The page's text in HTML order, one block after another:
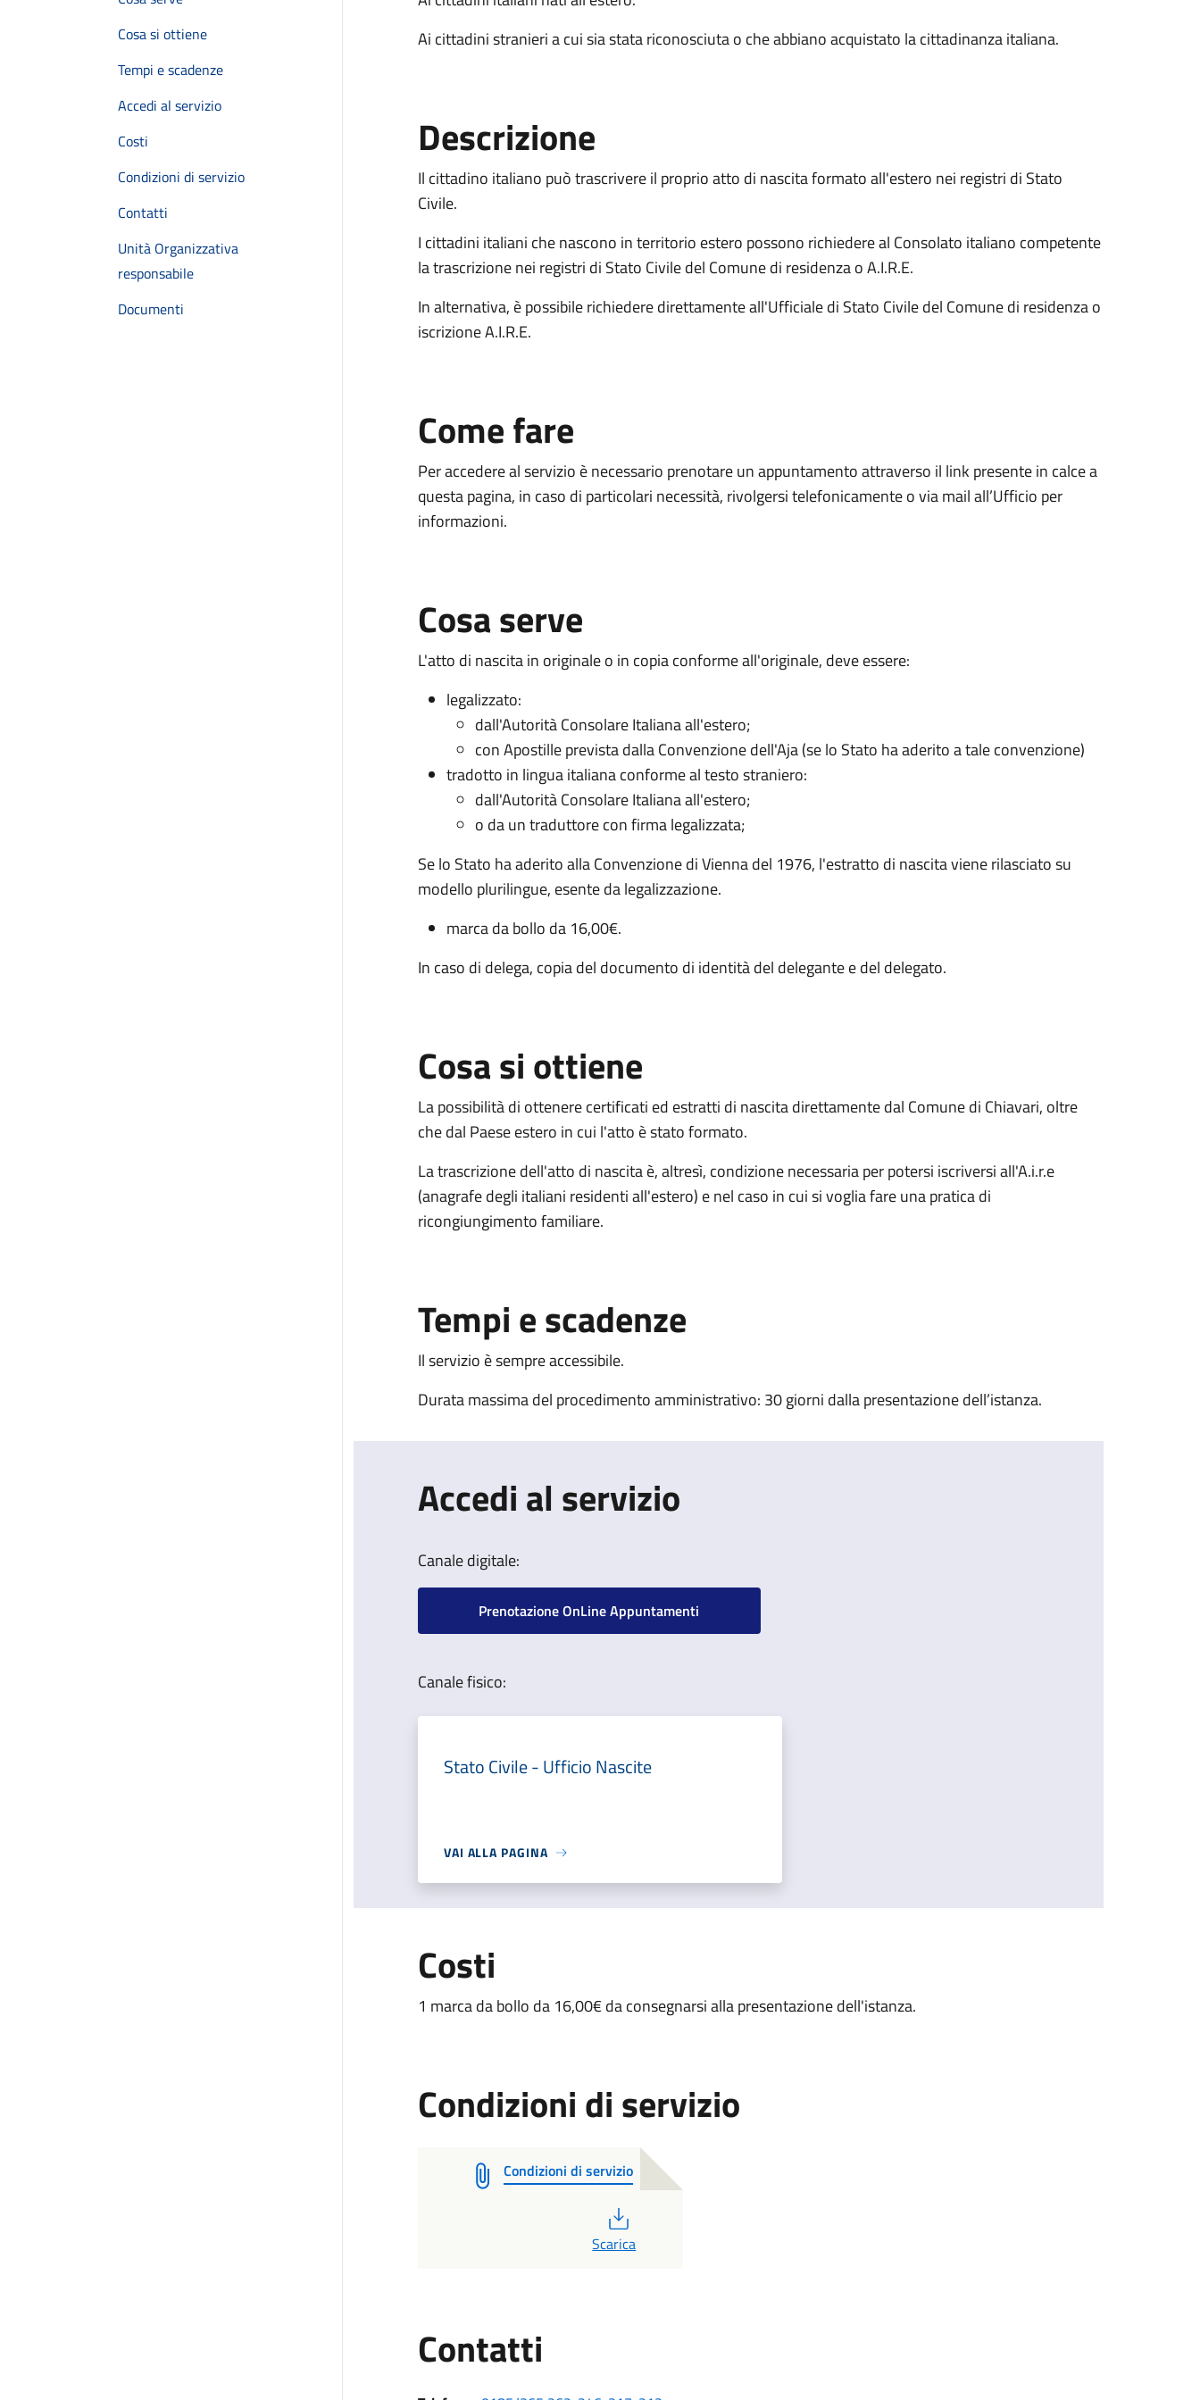
Cosa si ottiene
Tempi e scadenze
Accedi al servizio
Costi
Condizioni di servizio
Contatti
Unità Organizzativa
responsabile
Documenti
Ai cittadini stranieri a cui sia stata riconosciuta o che abbiano acquistato la cittadinanza italiana.
Descrizione
Il cittadino italiano può trascrivere il proprio atto di nascita formato all'estero nei registri di Stato
Civile.
I cittadini italiani che nascono in territorio estero possono richiedere al Consolato italiano competente
la trascrizione nei registri di Stato Civile del Comune di residenza o A.I.R.E.
In alternativa, è possibile richiedere direttamente all'Ufficiale di Stato Civile del Comune di residenza o
iscrizione A.I.R.E.
Come fare
Per accedere al servizio è necessario prenotare un appuntamento attraverso il link presente in calce a
questa pagina, in caso di particolari necessità, rivolgersi telefonicamente o via mail all’Ufficio per
informazioni.
Cosa serve
L'atto di nascita in originale o in copia conforme all'originale, deve essere:
legalizzato:
dall'Autorità Consolare Italiana all'estero;
con Apostille prevista dalla Convenzione dell'Aja (se lo Stato ha aderito a tale convenzione)
tradotto in lingua italiana conforme al testo straniero:
dall'Autorità Consolare Italiana all'estero;
o da un traduttore con firma legalizzata;
Se lo Stato ha aderito alla Convenzione di Vienna del 1976, l'estratto di nascita viene rilasciato su
modello plurilingue, esente da legalizzazione.
marca da bollo da 16,00€.
In caso di delega, copia del documento di identità del delegante e del delegato.
Cosa si ottiene
La possibilità di ottenere certificati ed estratti di nascita direttamente dal Comune di Chiavari, oltre
che dal Paese estero in cui l'atto è stato formato.
La trascrizione dell'atto di nascita è, altresì, condizione necessaria per potersi iscriversi all'A.i.r.e
(anagrafe degli italiani residenti all'estero) e nel caso in cui si voglia fare una pratica di
ricongiungimento familiare.
Tempi e scadenze
Il servizio è sempre accessibile.
Durata massima del procedimento amministrativo: 30 giorni dalla presentazione dell’istanza.
Accedi al servizio
Canale digitale:
Prenotazione OnLine Appuntamenti
Canale fisico:
Stato Civile - Ufficio Nascite
VAI ALLA PAGINA
Costi
1 marca da bollo da 16,00€ da consegnarsi alla presentazione dell'istanza.
Condizioni di servizio
Condizioni di servizio
Scarica
Contatti